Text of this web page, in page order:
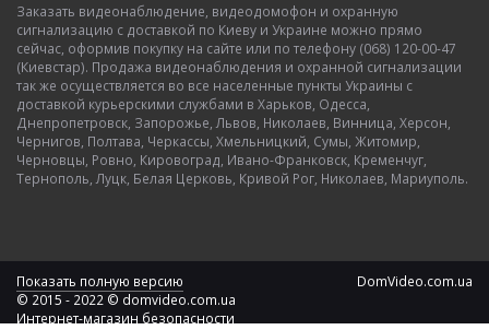
Заказать видеонаблюдение, видеодомофон и охранную
сигнализацию с доставкой по Киеву и Украине можно прямо
сейчас, оформив покупку на сайте или по телефону (068) 120-00-47
(Киевстар). Продажа видеонаблюдения и охранной сигнализации
так же осуществляется во все населенные пункты Украины с
доставкой курьерскими службами в Харьков, Одесса,
Днепропетровск, Запорожье, Львов, Николаев, Винница, Херсон,
Чернигов, Полтава, Черкассы, Хмельницкий, Сумы, Житомир,
Черновцы, Ровно, Кировоград, Ивано-Франковск, Кременчуг,
Тернополь, Луцк, Белая Церковь, Кривой Рог, Николаев, Мариуполь.
Показать полную версию
© 2015 - 2022 © domvideo.com.ua
Интернет-магазин безопасности
DomVideo.com.ua